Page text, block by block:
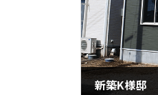
新築K様邸